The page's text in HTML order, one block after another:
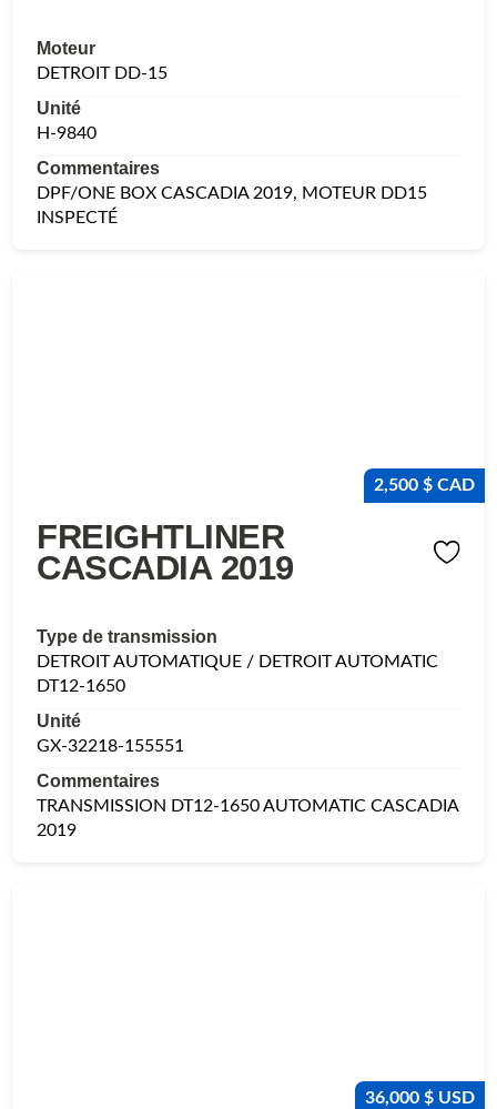
Moteur
DETROIT DD-15
Unité
H-9840
Commentaires
DPF/ONE BOX CASCADIA 2019, MOTEUR DD15
INSPECTÉ
2,500 $ CAD
FREIGHTLINER
CASCADIA 2019
Type de transmission
DETROIT AUTOMATIQUE / DETROIT AUTOMATIC
DT12-1650
Unité
GX-32218-155551
Commentaires
TRANSMISSION DT12-1650 AUTOMATIC CASCADIA
2019
36,000 $ USD